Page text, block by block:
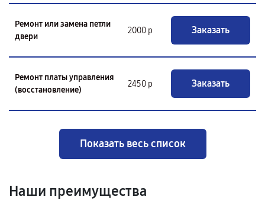
Ремонт или замена петли
двери
2000 р Заказать
Ремонт платы управления
(восстановление)
2450 р Заказать
Показать весь список
Наши преимущества